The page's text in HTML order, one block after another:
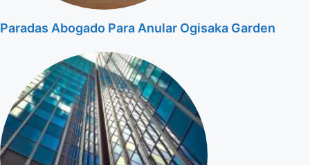
Paradas Abogado Para Anular Ogisaka Garden